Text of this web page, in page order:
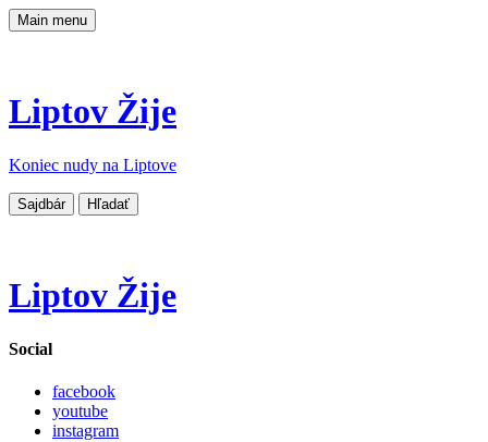
Main menu
Liptov Žije
Koniec nudy na Liptove
Sajdbár Hľadať
Liptov Žije
Social
facebook
youtube
instagram